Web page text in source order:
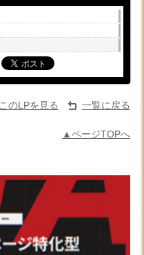
このLPを見る 一覧に戻る
▲ページTOPへ